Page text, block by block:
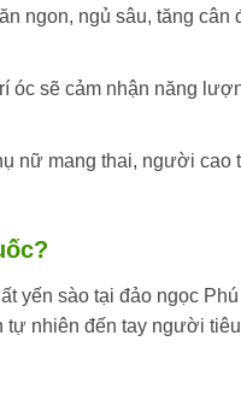
ngon, ngủ sâu, tăng cân
óc sẽ cảm nhận năng
nữ mang thai, người cao
yến sào tại đảo ngọc Phú
tự nhiên đến tay người tiêu